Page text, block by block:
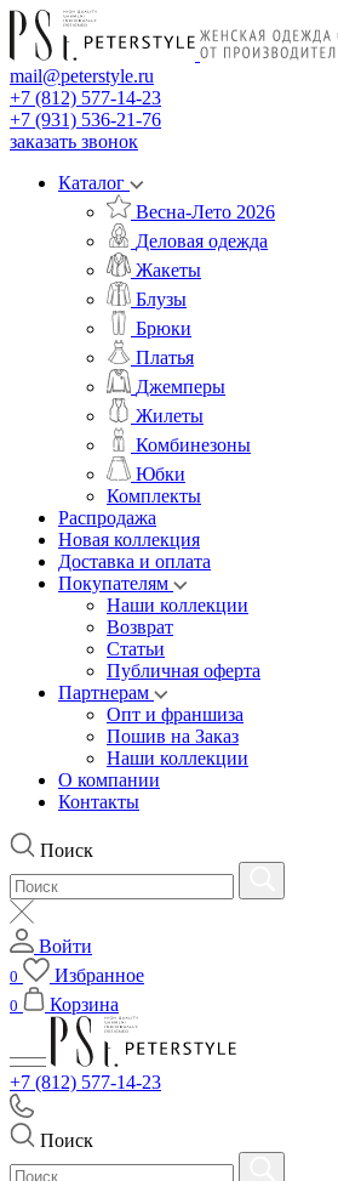
mail@peterstyle.ru
+7 (812) 577-14-23
+7 (931) 536-21-76
заказать звонок
Каталог
Весна-Лето 2026
Деловая одежда
Жакеты
Блузы
Брюки
Платья
Джемперы
Жилеты
Комбинезоны
Юбки
Комплекты
Распродажа
Новая коллекция
Доставка и оплата
Покупателям
Наши коллекции
Возврат
Статьи
Публичная оферта
Партнерам
Опт и франшиза
Пошив на Заказ
Наши коллекции
О компании
Контакты
Поиск
Войти
0 Избранное
0 Корзина
+7 (812) 577-14-23
Поиск